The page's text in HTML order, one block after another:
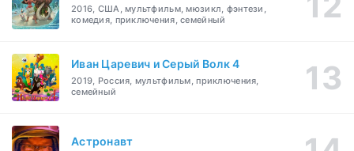
2016, США, мультфильм, мюзикл, фэнтези,
комедия, приключения, семейный
Иван Царевич и Серый Волк 4
2019, Россия, мультфильм, приключения,
семейный
Астронавт